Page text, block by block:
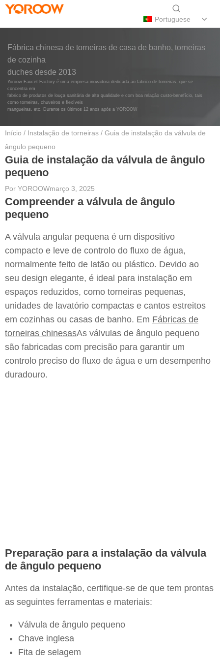
Portuguese
Fábrica chinesa de torneiras de casa de banho, torneiras
de cozinha
duches desde 2013
Yoroow Faucet Factory é uma empresa inovadora dedicada ao fabrico de torneiras, que se
concentra em
fabrico de produtos de louça sanitária de alta qualidade e com boa relação custo-benefício, tais
como torneiras, chuveiros e flexíveis
mangueiras, etc. Durante os últimos 12 anos após a YOROOW
Início / Instalação de torneiras / Guia de instalação da válvula de
ângulo pequeno
Guia de instalação da válvula de ângulo
pequeno
Por YOROOWmarço 3, 2025
Compreender a válvula de ângulo
pequeno
A válvula angular pequena é um dispositivo
compacto e leve de controlo do fluxo de água,
normalmente feito de latão ou plástico. Devido ao
seu design elegante, é ideal para instalação em
espaços reduzidos, como torneiras pequenas,
unidades de lavatório compactas e cantos estreitos
em cozinhas ou casas de banho. Em Fábricas de
torneiras chinesasAs válvulas de ângulo pequeno
são fabricadas com precisão para garantir um
controlo preciso do fluxo de água e um desempenho
duradouro.
Preparação para a instalação da válvula
de ângulo pequeno
Antes da instalação, certifique-se de que tem prontas
as seguintes ferramentas e materiais:
Válvula de ângulo pequeno
Chave inglesa
Fita de selagem